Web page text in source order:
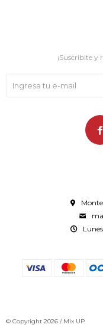
¡Suscribite y

© Copyright 2026 / Mix UP